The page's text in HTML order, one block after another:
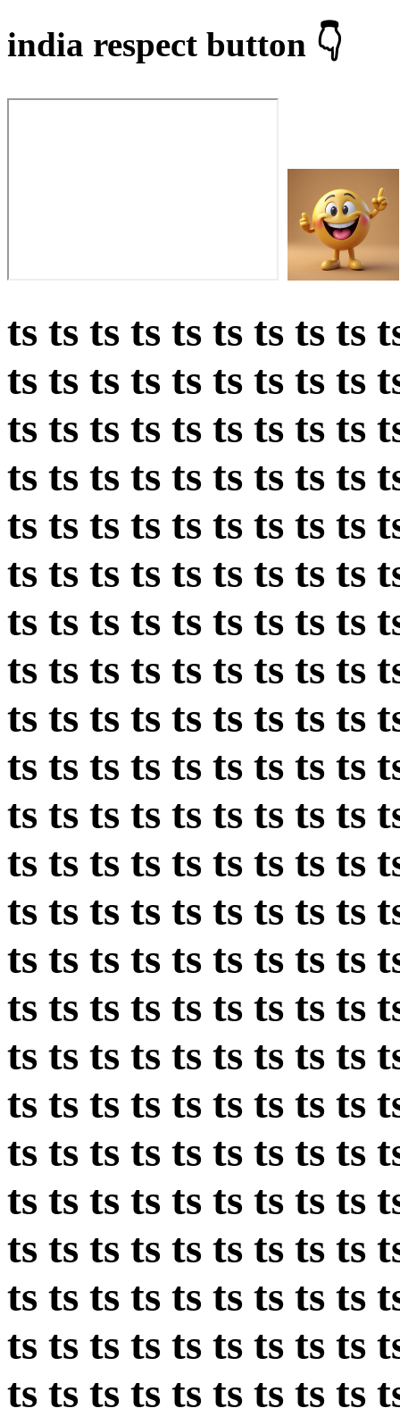
india respect button 👇
ts ts ts ts ts ts ts ts ts
ts ts ts ts ts ts ts ts ts
ts ts ts ts ts ts ts ts ts
ts ts ts ts ts ts ts ts ts
ts ts ts ts ts ts ts ts ts
ts ts ts ts ts ts ts ts ts
ts ts ts ts ts ts ts ts ts
ts ts ts ts ts ts ts ts ts
ts ts ts ts ts ts ts ts ts
ts ts ts ts ts ts ts ts ts
ts ts ts ts ts ts ts ts ts
ts ts ts ts ts ts ts ts ts
ts ts ts ts ts ts ts ts ts
ts ts ts ts ts ts ts ts ts
ts ts ts ts ts ts ts ts ts
ts ts ts ts ts ts ts ts ts
ts ts ts ts ts ts ts ts ts
ts ts ts ts ts ts ts ts ts
ts ts ts ts ts ts ts ts ts
ts ts ts ts ts ts ts ts ts
ts ts ts ts ts ts ts ts ts
ts ts ts ts ts ts ts ts ts
ts ts ts ts ts ts ts ts ts